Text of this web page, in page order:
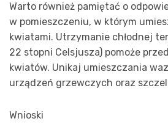
Warto również pamiętać o
w pomieszczeniu, w którym
kwiatami. Utrzymanie chłodnej
22 stopni Celsjusza) pomoże
kwiatów. Unikaj umieszczania
urządzeń grzewczych oraz
Wnioski